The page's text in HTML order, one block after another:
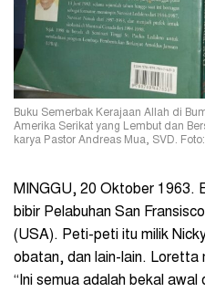
Buku Semerbak Kerajaan Allah di
Amerika Serikat yang Lembut dan
karya Pastor Andreas Mua, SVD.
MINGGU, 20 Oktober 1963.
bibir Pelabuhan San
(USA). Peti-peti itu milik
obatan, dan lain-lain. Loretta
“Ini semua adalah bekal